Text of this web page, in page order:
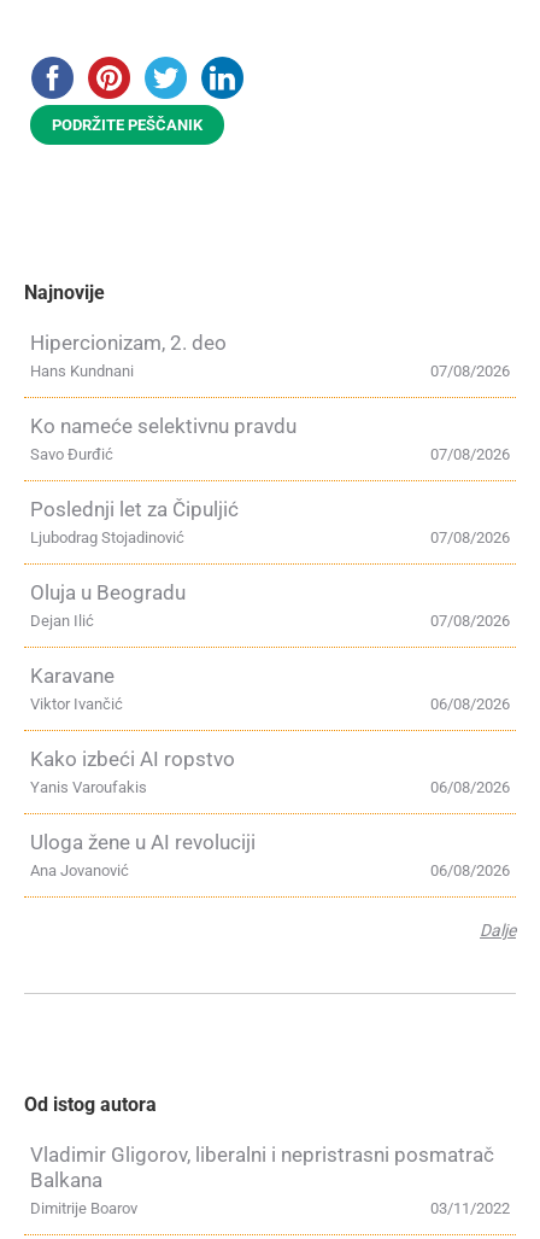
PODRŽITE PEŠČANIK
Najnovije
Hipercionizam, 2. deo
07/08/2026
Hans Kundnani
Ko nameće selektivnu pravdu
07/08/2026
Savo Đurđić
Poslednji let za Čipuljić
07/08/2026
Ljubodrag Stojadinović
Oluja u Beogradu
07/08/2026
Dejan Ilić
Karavane
06/08/2026
Viktor Ivančić
Kako izbeći AI ropstvo
06/08/2026
Yanis Varoufakis
Uloga žene u AI revoluciji
06/08/2026
Ana Jovanović
Dalje
Od istog autora
Vladimir Gligorov, liberalni i nepristrasni posmatrač
Balkana
03/11/2022
Dimitrije Boarov